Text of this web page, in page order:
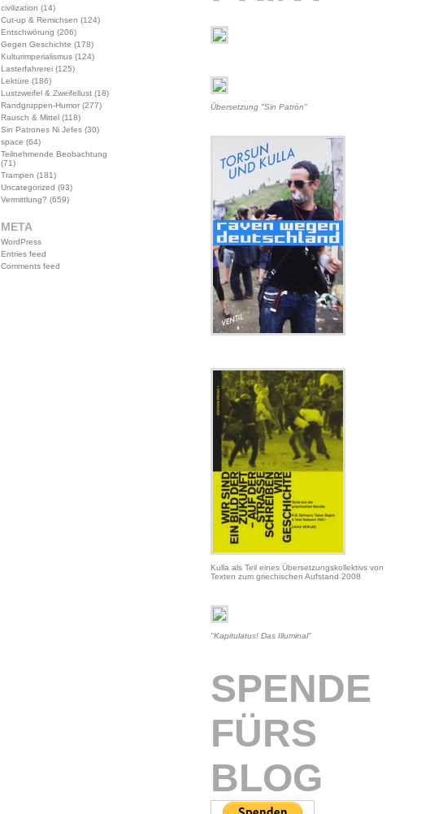
civilization (14)
Cut-up & Remichsen (124)
Entschwörung (206)
Gegen Geschichte (178)
Kulturimperialismus(124)
Lasterfahrerei(125)
Lektüre (186)
Lustzweifel & Zweifellust(18)
Randgruppen-Humor(277)
Rausch & Mittel(118)
Sin Patrones Ni Jefes(30)
space (64)
Teilnehmende Beobachtung
(71)
Trampen (181)
Uncategorized (93)
Vermittlung? (659)
META
WordPress
Entries feed
Comments feed
Übersetzung "Sin Patrón"
Kulla als Teil eines Übersetzungskollektivs von
Texten zum griechischen Aufstand 2008
"Kapitulatus! Das Illuminal"
SPENDE
FÜRS
BLOG